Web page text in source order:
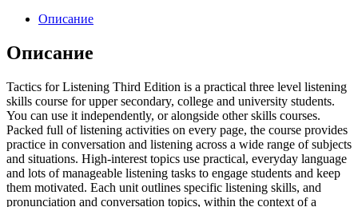
Описание
Описание
Tactics for Listening Third Edition is a practical three level listening
skills course for upper secondary, college and university students.
You can use it independently, or alongside other skills courses.
Packed full of listening activities on every page, the course provides
practice in conversation and listening across a wide range of subjects
and situations. High-interest topics use practical, everyday language
and lots of manageable listening tasks to engage students and keep
them motivated. Each unit outlines specific listening skills, and
pronunciation and conversation topics, within the context of a